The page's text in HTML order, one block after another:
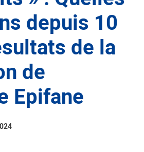
depuis 10
de la
de
Epifane